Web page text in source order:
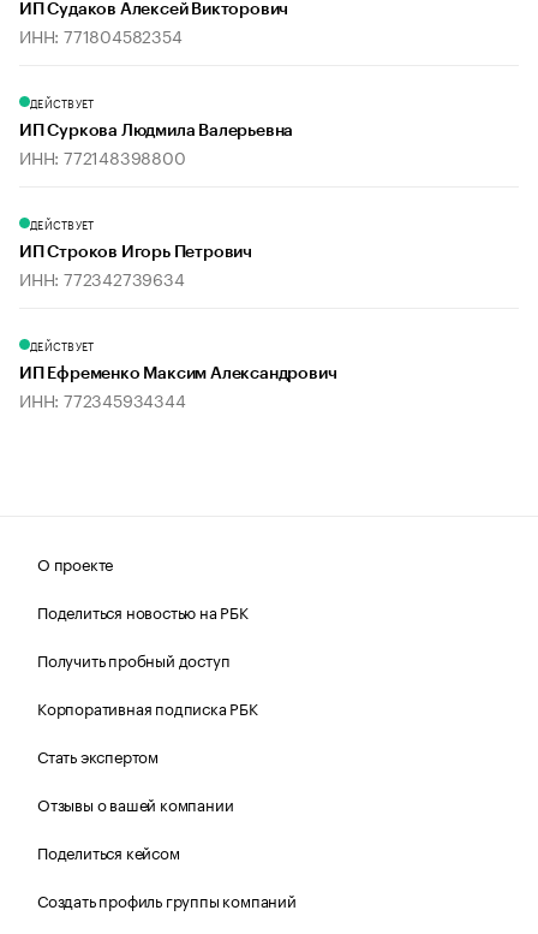
ИП Судаков Алексей Викторович
ИНН: 771804582354
ДЕЙСТВУЕТ
ИП Суркова Людмила Валерьевна
ИНН: 772148398800
ДЕЙСТВУЕТ
ИП Строков Игорь Петрович
ИНН: 772342739634
ДЕЙСТВУЕТ
ИП Ефременко Максим Александрович
ИНН: 772345934344
О проекте
Поделиться новостью на РБК
Получить пробный доступ
Корпоративная подписка РБК
Стать экспертом
Отзывы о вашей компании
Поделиться кейсом
Создать профиль группы компаний